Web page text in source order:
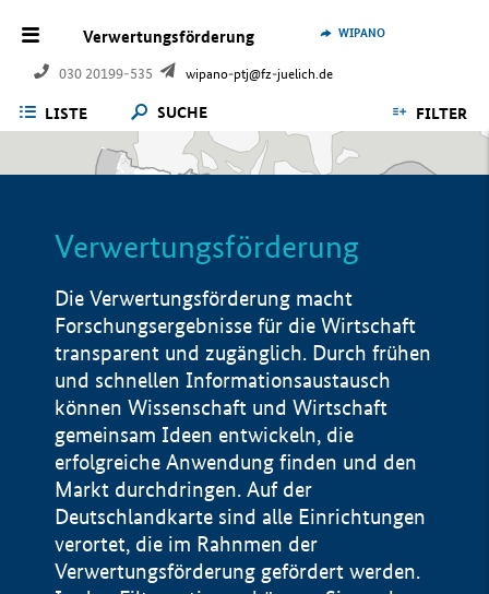
Verwertungsförderung
030 20199-535 wipano-ptj@fz-juelich.de
WIPANO
LISTE SUCHE FILTER
Verwertungsförderung
Die Verwertungsförderung macht
Forschungsergebnisse für die Wirtschaft
transparent und zugänglich. Durch frühen
und schnellen Informationsaustausch
können Wissenschaft und Wirtschaft
gemeinsam Ideen entwickeln, die
erfolgreiche Anwendung finden und den
Markt durchdringen. Auf der
Deutschlandkarte sind alle Einrichtungen
verortet, die im Rahnmen der
Verwertungsförderung gefördert werden.